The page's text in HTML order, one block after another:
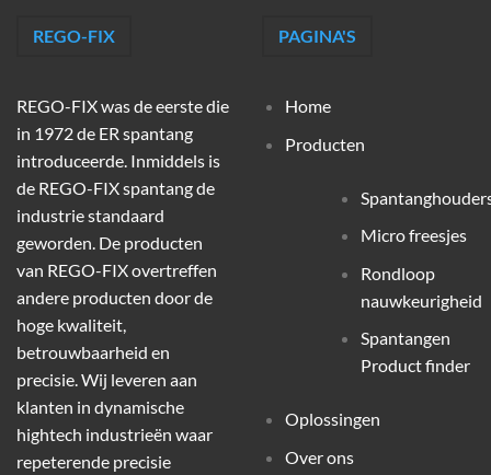
REGO-FIX
REGO-FIX was de eerste die
in 1972 de ER spantang
introduceerde. Inmiddels is
de REGO-FIX spantang de
industrie standaard
geworden. De producten
van REGO-FIX overtreffen
andere producten door de
hoge kwaliteit,
betrouwbaarheid en
precisie. Wij leveren aan
klanten in dynamische
hightech industrieën waar
repeterende precisie
PAGINA'S
Home
Producten
Micro freesjes
Rondloop
nauwkeurigheid
Spantangen
Product finder
Oplossingen
Over ons